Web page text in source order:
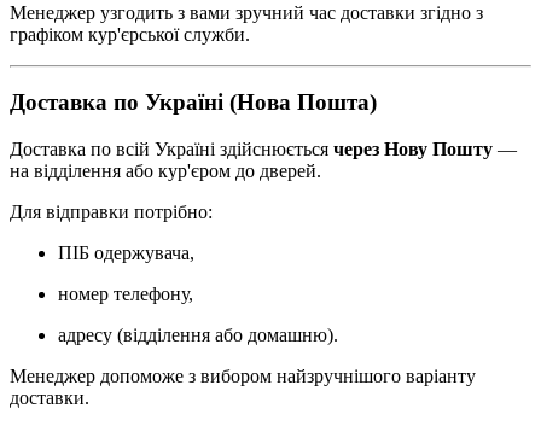
Менеджер узгодить з вами зручний час доставки згідно з
графіком кур'єрської служби.
Доставка по Україні (Нова Пошта)
Доставка по всій Україні здійснюється через Нову Пошту —
на відділення або кур'єром до дверей.
Для відправки потрібно:
ПІБ одержувача,
номер телефону,
адресу (відділення або домашню).
Менеджер допоможе з вибором найзручнішого варіанту
доставки.